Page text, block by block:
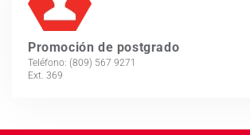
Promoción de postgrado
Teléfono: (809) 567 9271
Ext. 369